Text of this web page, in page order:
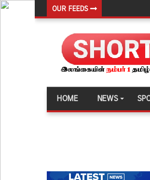
OUR FEEDS
நீர்கொழும்பு சிறைச்சாலை
நான்கு மாவட்டங்களுக்கு
நேற்றைய மெகசின் சிறை
நாட்டில் தொடரும்
பேராதனைப் பல்கலை
HOME NEWS